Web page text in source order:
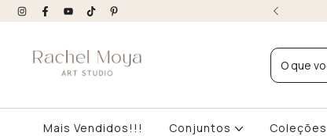
E DF | COMPRAS ACIMA R$599
Mais Vendidos!!! Conjuntos